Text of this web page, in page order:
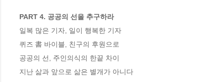
PART 4. 공공의 선을 추구하라
일복 많은 기자, 일이 행복한 기자
퀴즈 書 바이블, 친구의 후원으로
공공의 선, 주인의식의 한끝 차이
지난 삶과 앞으로 삶은 별개가 아니다